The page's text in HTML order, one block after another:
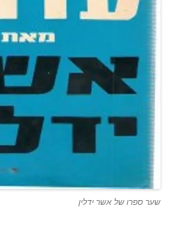
שער ספרו של אשר ידלין